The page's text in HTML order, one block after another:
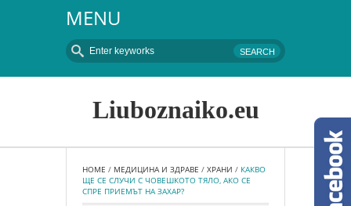
MENU
Liuboznaiko.eu
HOME / МЕДИЦИНА И ЗДРАВЕ / ХРАНИ / КАКВО
ЩЕ СЕ СЛУЧИ С ЧОВЕШКОТО ТЯЛО, АКО СЕ
СПРЕ ПРИЕМЪТ НА ЗАХАР?